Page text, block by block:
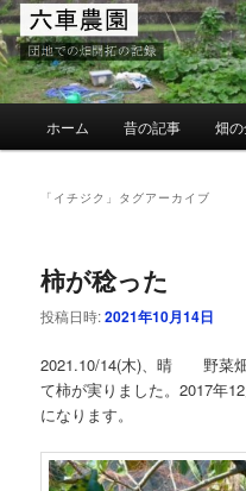
メ
イ
ン
コ
サ
ブ
コ
ン
MG六車農園
団地での畑の開墾と野菜作り
ホーム 昔の記事 畑
「 イチジク 」タグアーカイブ
柿が稔った
投稿日時:2021年10月14日
2021.10/14(木)、晴 野菜畑
て柿が実りました。2017年
になります。